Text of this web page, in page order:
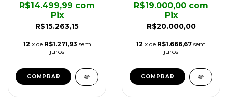
R$15.263,15
R$14.499,99 com
Pix
12 x de R$1.271,93 sem
juros
COMPRAR
R$20.000,00
R$19.000,00 com
Pix
12 x de R$1.666,67 sem
juros
COMPRAR